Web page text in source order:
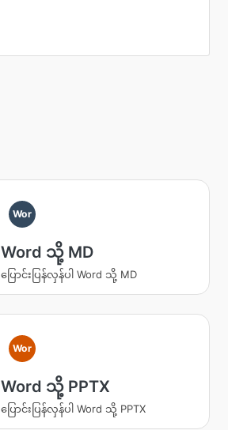
Wor
Word သို့ MD
ပြောင်းပြန်လှန်ပါ Word သို့ MD
Wor
Word သို့ PPTX
ပြောင်းပြန်လှန်ပါ Word သို့ PPTX